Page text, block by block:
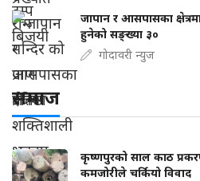
जापान र आसपासका
हुनेको सङ्ख्या ३०
गोदावरी न्युज
समाज
कृष्णपुरको साल काठ
कमजोरीले चर्कियो विवाद